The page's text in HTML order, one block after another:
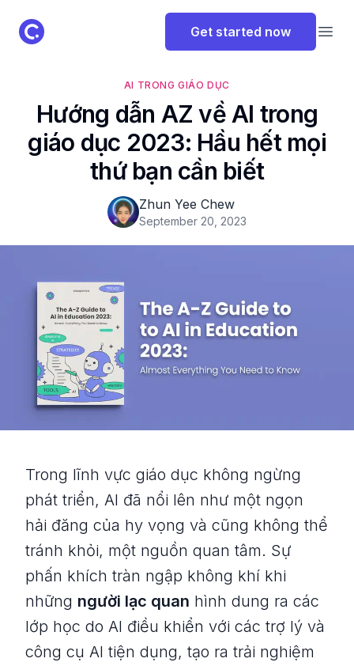
ClassPoint Logo Get started now
AI TRONG GIÁO DỤC
Hướng dẫn AZ về AI trong
giáo dục 2023: Hầu hết mọi
thứ bạn cần biết
Zhun Yee Chew
September 20, 2023
Trong lĩnh vực giáo dục không ngừng
phát triển, AI đã nổi lên như một ngọn
hải đăng của hy vọng và cũng không thể
tránh khỏi, một nguồn quan tâm. Sự
phấn khích tràn ngập không khí khi
những người lạc quan hình dung ra các
lớp học do AI điều khiển với các trợ lý và
công cụ AI tiện dụng, tạo ra trải nghiệm